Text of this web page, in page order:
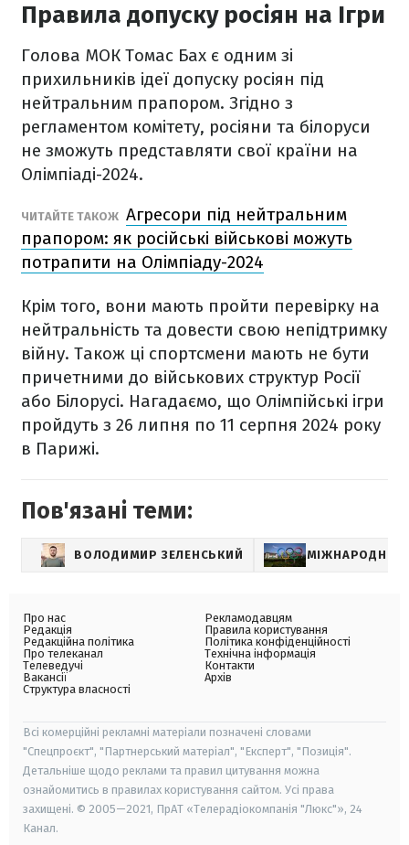
Правила допуску росіян на Ігри
Голова МОК Томас Бах є одним зі
прихильників ідеї допуску росіян під
нейтральним прапором. Згідно з
регламентом комітету, росіяни та білоруси
не зможуть представляти свої країни на
Олімпіаді-2024.
ЧИТАЙТЕ ТАКОЖ Агресори під нейтральним
прапором: як російські військові можуть
потрапити на Олімпіаду-2024
Крім того, вони мають пройти перевірку на
нейтральність та довести свою непідтримку
війну. Також ці спортсмени мають не бути
причетними до військових структур Росії
або Білорусі. Нагадаємо, що Олімпійські ігри
пройдуть з 26 липня по 11 серпня 2024 року
в Парижі.
Пов'язані теми:
ВОЛОДИМИР ЗЕЛЕНСЬКИЙ МІЖНАРОДНИЙ
Про нас
Редакція
Редакційна політика
Про телеканал
Телеведучі
Вакансії
Структура власності
Рекламодавцям
Правила користування
Політика конфіденційності
Технічна інформація
Контакти
Архів
Всі комерційні рекламні матеріали позначені словами
"Спецпроєкт", "Партнерський матеріал", "Експерт", "Позиція".
Детальніше щодо реклами та правил цитування можна
ознайомитись в правилах користування сайтом. Усі права
захищені. © 2005—2021, ПрАТ «Телерадіокомпанія "Люкс"», 24
Канал.